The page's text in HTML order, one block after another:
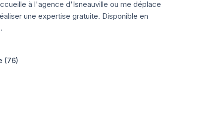
à l'agence d'Isneauville ou me déplace
une expertise gratuite. Disponible en
(76)